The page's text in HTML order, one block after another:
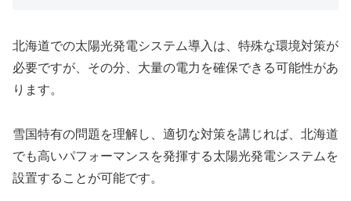
北海道での太陽光発電システム導入は、特殊な環境対策が
必要ですが、その分、大量の電力を確保できる可能性があ
ります。
雪国特有の問題を理解し、適切な対策を講じれば、北海道
でも高いパフォーマンスを発揮する太陽光発電システムを
設置することが可能です。